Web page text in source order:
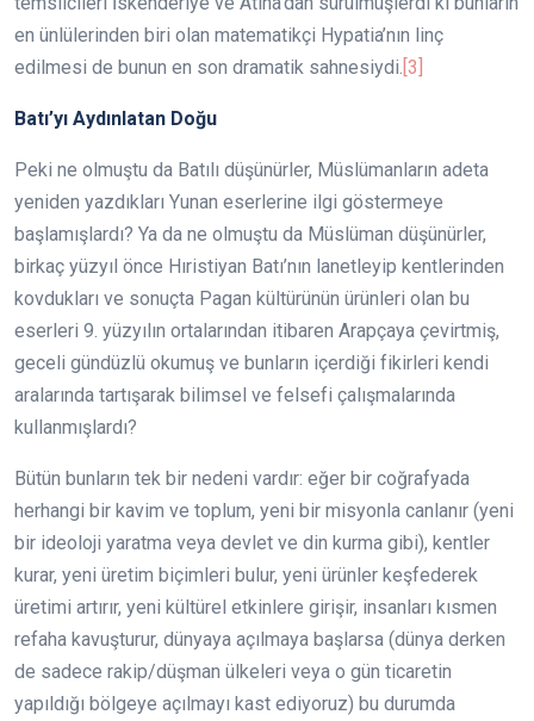
en ünlülerinden biri olan matematikçi Hypatia’nın linç
edilmesi de bunun en son dramatik sahnesiydi. [3]
Batı’yı Aydınlatan Doğu
Peki ne olmuştu da Batılı düşünürler, Müslümanların adeta
yeniden yazdıkları Yunan eserlerine ilgi göstermeye
başlamışlardı? Ya da ne olmuştu da Müslüman düşünürler,
birkaç yüzyıl önce Hıristiyan Batı’nın lanetleyip kentlerinden
kovdukları ve sonuçta Pagan kültürünün ürünleri olan bu
eserleri 9. yüzyılın ortalarından itibaren Arapçaya çevirtmiş,
geceli gündüzlü okumuş ve bunların içerdiği fikirleri kendi
aralarında tartışarak bilimsel ve felsefi çalışmalarında
kullanmışlardı?
Bütün bunların tek bir nedeni vardır: eğer bir coğrafyada
herhangi bir kavim ve toplum, yeni bir misyonla canlanır (yeni
bir ideoloji yaratma veya devlet ve din kurma gibi), kentler
kurar, yeni üretim biçimleri bulur, yeni ürünler keşfederek
üretimi artırır, yeni kültürel etkinlere girişir, insanları kısmen
refaha kavuşturur, dünyaya açılmaya başlarsa (dünya derken
de sadece rakip/düşman ülkeleri veya o gün ticaretin
yapıldığı bölgeye açılmayı kast ediyoruz) bu durumda